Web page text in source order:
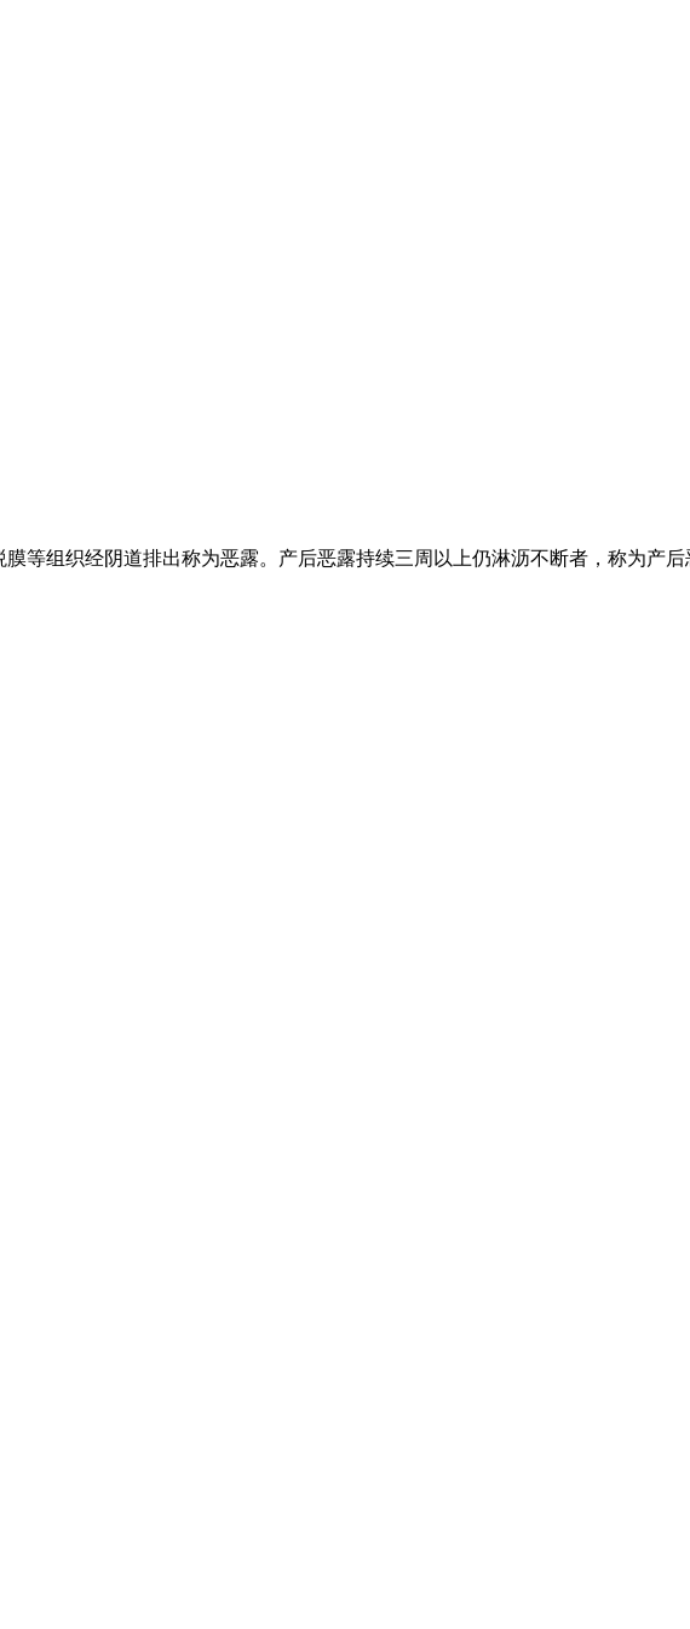
等组织经阴道排出称为恶露。产后恶露持续三周以上仍淋沥不断者，称为产后